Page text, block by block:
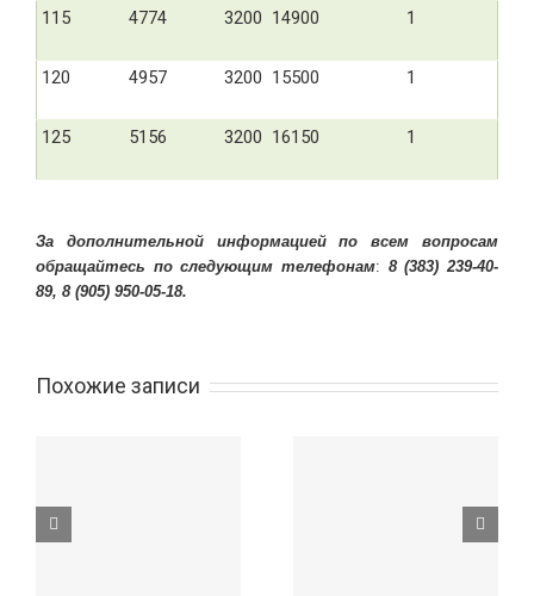
115 4774 3200 14900 1
120 4957 3200 15500 1
125 5156 3200 16150 1
За дополнительной информацией по всем вопросам
обращайтесь по следующим телефонам: 8 (383) 239-40-
89, 8 (905) 950-05-18.
Похожие записи